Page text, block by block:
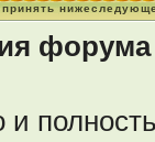
форума
и